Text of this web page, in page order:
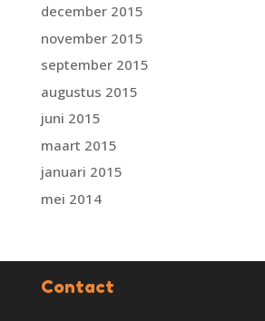
december 2015
november 2015
september 2015
augustus 2015
juni 2015
maart 2015
januari 2015
mei 2014
Contact